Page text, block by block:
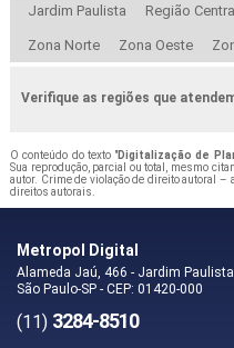
Jardim Paulista Região Central
Zona Norte Zona Oeste
Verifique as regiões que
O conteúdo do texto "Digitalização de
Sua reprodução, parcial ou total, mesmo
autor. Crime de violação de direito autoral –
direitos autorais
Metropol Digital
Alameda Jaú, 466 - Jardim Paulista
São Paulo-SP - CEP: 01420-000
(11) 3284-8510